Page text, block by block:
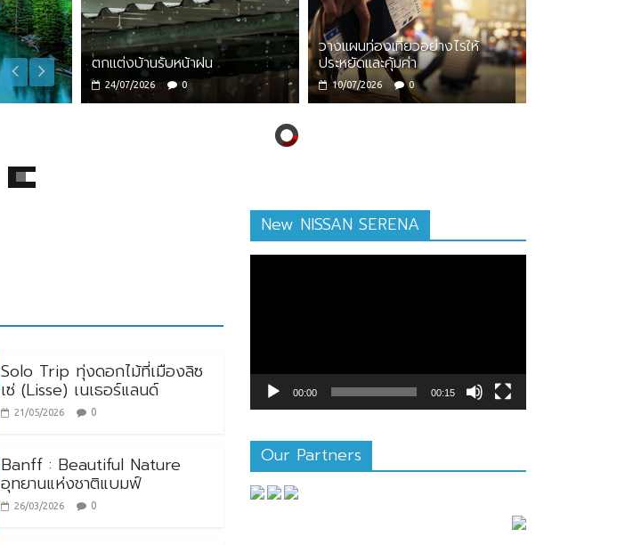
Asia Outbound
Zhuhai : Family Fresh Fun ครอบครัวสุขสันต์ที่จูไห่
12/03/2026 adminlittle 0
ตกแต่งบ้านรับหน้าฝน
24/07/2026 0
วางแผนท่องเที่ยวอย่างไรให้
ประหยัดและคุ้มค่า
10/07/2026 0
Solo Trip ทุ่งดอกไม้ที่เมืองลิซ
เซ่ (Lisse) เนเธอร์แลนด์
21/05/2026 0
Banff : Beautiful Nature
อุทยานแห่งชาติแบมฟ์
26/03/2026 0
New NISSAN SERENA
00:00 00:15
Our Partners